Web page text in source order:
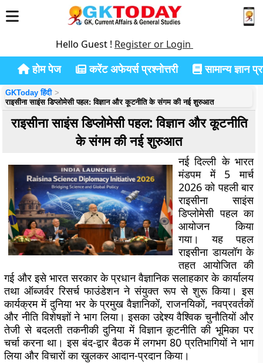
Hello Guest ! Register or Login
होम पेज करेंट अफेयर्स प्रश्नोत्तरी सामान्य ज्ञान
GKToday हिंदी
राइसीना साइंस डिप्लोमेसी पहल: विज्ञान और कूटनीति के संगम की नई शुरुआत
राइसीना साइंस डिप्लोमेसी पहल: विज्ञान और कूटनीति
के संगम की नई शुरुआत
नई दिल्ली के भारत
मंडपम में 5 मार्च
2026 को पहली बार
राइसीना साइंस
डिप्लोमेसी पहल का
आयोजन किया
गया। यह पहल
राइसीना डायलॉग के
तहत आयोजित की
गई और इसे भारत सरकार के प्रधान वैज्ञानिक सलाहकार के कार्यालय
तथा ऑब्जर्वर रिसर्च फाउंडेशन ने संयुक्त रूप से शुरू किया। इस
कार्यक्रम में दुनिया भर के प्रमुख वैज्ञानिकों, राजनयिकों, नवप्रवर्तकों
और नीति विशेषज्ञों ने भाग लिया। इसका उद्देश्य वैश्विक चुनौतियों और
तेजी से बदलती तकनीकी दुनिया में विज्ञान कूटनीति की भूमिका पर
चर्चा करना था। इस बंद-द्वार बैठक में लगभग 80 प्रतिभागियों ने भाग
लिया और विचारों का खुलकर आदान-प्रदान किया।